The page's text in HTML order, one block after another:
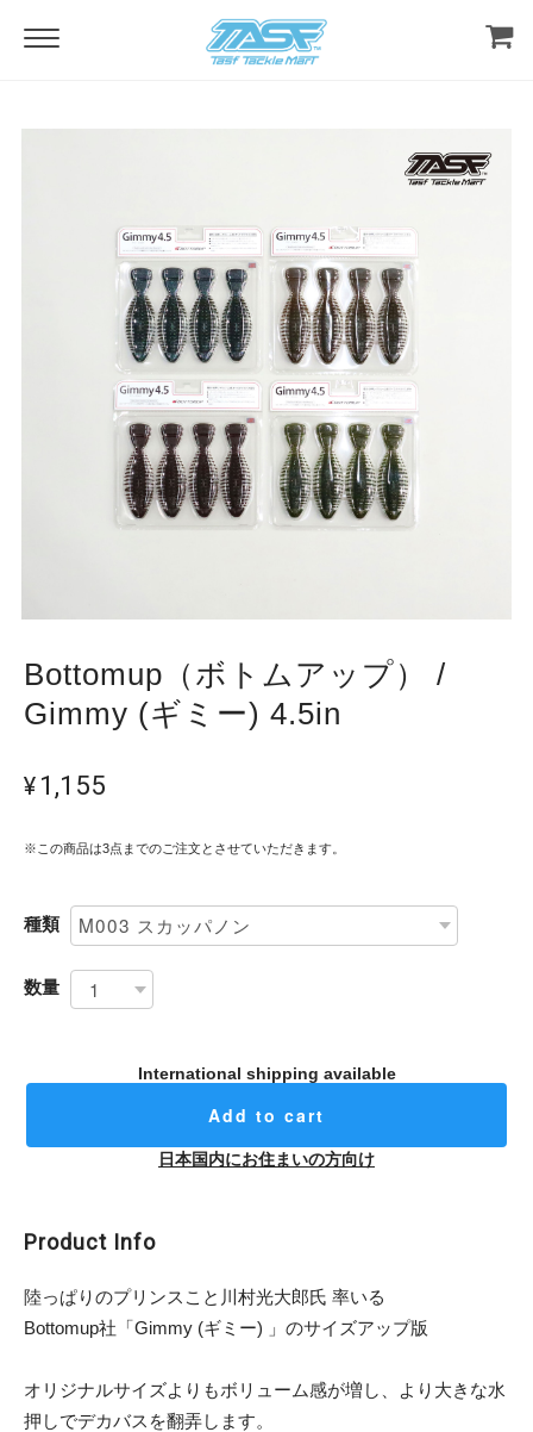
Bottomup（ボトムアップ） /
Gimmy (ギミー) 4.5in
¥1,155
※この商品は3点までのご注文とさせていただきます。
種類
数量
International shipping available
Add to cart
日本国内にお住まいの方向け
Product Info
陸っぱりのプリンスこと川村光大郎氏 率いる
Bottomup社「Gimmy (ギミー) 」のサイズアップ版
オリジナルサイズよりもボリューム感が増し、より大きな水
押しでデカバスを翻弄します。